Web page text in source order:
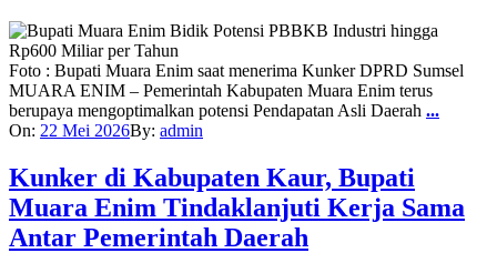
Foto : Bupati Muara Enim saat menerima Kunker DPRD Sumsel
MUARA ENIM – Pemerintah Kabupaten Muara Enim terus
berupaya mengoptimalkan potensi Pendapatan Asli Daerah ...
On: 22 Mei 2026By: admin
Kunker di Kabupaten Kaur, Bupati
Muara Enim Tindaklanjuti Kerja Sama
Antar Pemerintah Daerah